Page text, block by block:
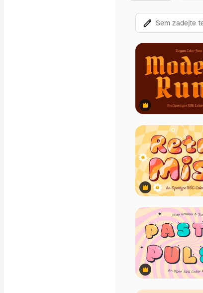
Vektory
Ilustrace
Fotografie
Šablony
Makety
Záběry
Pohybová grafika
Video šablony
Ikony
3D modely
Písma
Premium
Premium
Premium